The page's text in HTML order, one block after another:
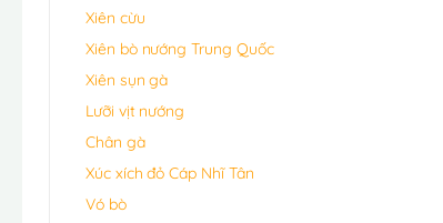
Xiên cừu
Xiên bò nướng Trung Quốc
Xiên sụn gà
Lưỡi vịt nướng
Chân gà
Xúc xích đỏ Cáp Nhĩ Tân
Vó bò